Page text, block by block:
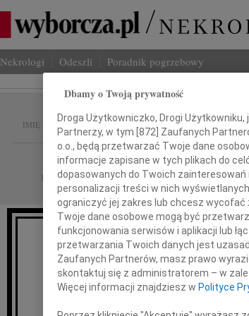
Nekrologi Odeszli Poradnik pogrzebowy
IMIĘ I NAZWISKO: Katarzyna
REGION: Poznań
DATA EMISJI: 19.02.2010
Dbamy o Twoją prywatność
Droga Użytkowniczko, Drogi
Partnerzy, w tym [872] Zaufanych
o.o., będą przetwarzać Twoje dane
informacje zapisane w tych plikach do
dopasowanych do Twoich
personalizacji treści w nich
ograniczyć jej zakres lub chcesz wycofać
Twoje dane osobowe mogą być
funkcjonowania serwisów i aplikacji lub
przetwarzania Twoich danych jest
Zaufanych Partnerów, masz prawo
skontaktuj się z administratorem – w
Więcej informacji znajdziesz w Polityce